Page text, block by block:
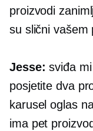
proizvodi
su slični vašem
Jesse: sviđa
posjetite dva
karusel oglas
ima pet